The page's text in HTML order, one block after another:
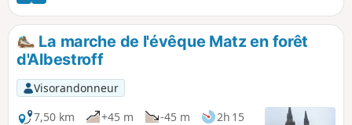
campagne, côtoyant pâturages, prairies, cultures, vergers
et longeant la lisière d'un bois qui permet de découvrir une
zone d'architecture militaire très particulière, la ligne
Maginot Aquatique.
La marche de l'évêque Matz en forêt
d'Albestroff
Visorandonneur
7,50 km
+45 m -45 m
2h 15